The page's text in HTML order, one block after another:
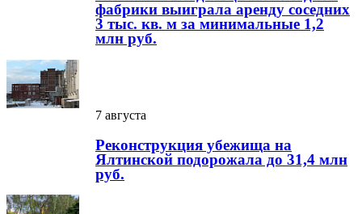
фабрики выиграла аренду соседних
3 тыс. кв. м за минимальные 1,2
млн руб.
7 августа
Реконструкция убежища на
Ялтинской подорожала до 31,4 млн
руб.